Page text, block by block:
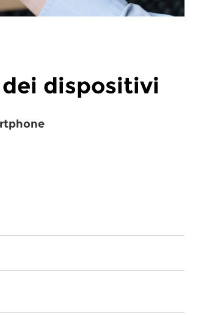
dei dispositivi